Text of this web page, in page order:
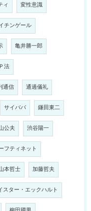
ィ 変性意識
チンゲール
亀井勝一郎
法
通信 通過儀礼
サイババ 鎌田東二
公夫 渋谷陽一
フティネット
本哲士 加藤哲夫
スター・エックハルト